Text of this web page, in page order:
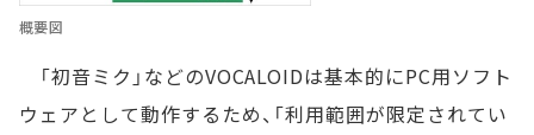
概要図
「初音ミク」などのVOCALOIDは基本的にPC用ソフト
ウェアとして動作するため、「利用範囲が限定されてい